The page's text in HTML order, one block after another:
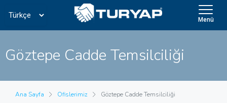
Menü
Göztepe Cadde Temsilciliği
Ana Sayfa Ofislerimiz Göztepe Cadde Temsilciliği